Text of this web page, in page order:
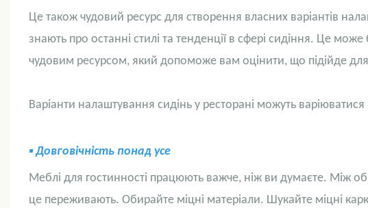
Це також чудовий ресурс для створення власних варіантів
знають про останні стилі та тенденції в сфері сидіння. Це
чудовим ресурсом, який допоможе вам оцінити, що підійде
Варіанти налаштування сидінь у ресторані можуть
▪ Довговічність понад усе
Меблі для гостинності працюють важче, ніж ви думаєте. Між
це переживають. Обирайте міцні матеріали. Шукайте міцні